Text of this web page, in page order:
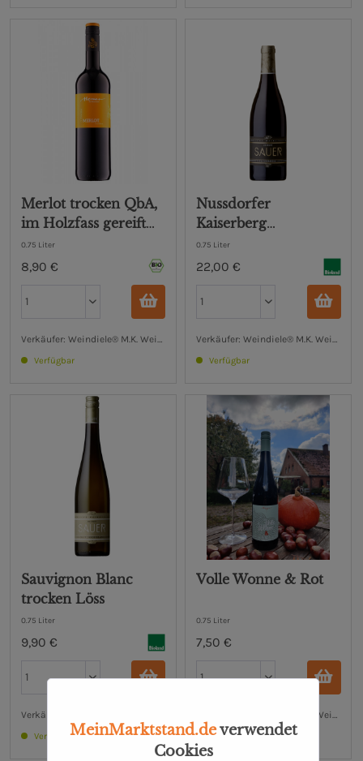
Merlot trocken QbA,
im Holzfass gereift
Weingut...
0.75 Liter
8,90 €
Verkäufer: Weindiele® M.K. Weinhandel UG (haftungsbeschränkt)
Verfügbar
Nussdorfer
Kaiserberg
Spätburgunder,
trocken
0.75 Liter
22,00 €
Verkäufer: Weindiele® M.K.
Verfügbar
Sauvignon Blanc
trocken Löss
0.75 Liter
9,90 €
Verkäufer: Weindiele® M.K. Weinhandel UG (haftungsbeschränkt)
Verfügbar
Volle Wonne & Rot
0.75 Liter
7,50 €
Verkäufer: Weindiele® M.K.
Verfügbar
MeinMarktstand.deverwendet
Cookies